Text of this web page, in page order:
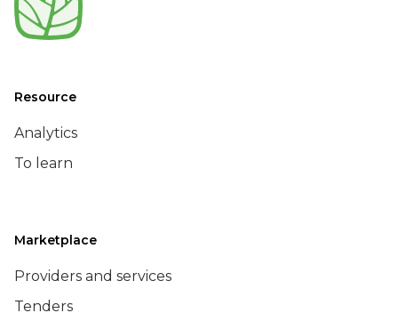
Resource
Analytics
To learn
Marketplace
Providers and services
Tenders